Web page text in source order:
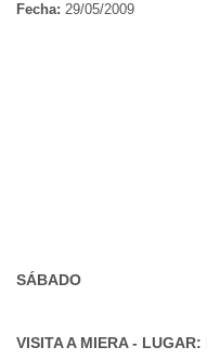
Fecha: 29/05/2009
SÁBADO
VISITA A MIERA -